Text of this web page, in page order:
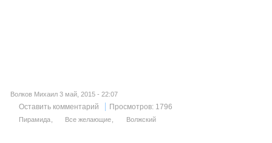
Волков Михаил 3 май, 2015 - 22:07
Оставить комментарий Просмотров: 1796
Пирамида Все желающие Волжский